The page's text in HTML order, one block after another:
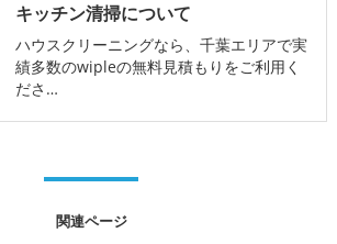
キッチン清掃について
ハウスクリーニングなら、千葉エリアで実
績多数のwipleの無料見積もりをご利用く
ださ…
関連ページ